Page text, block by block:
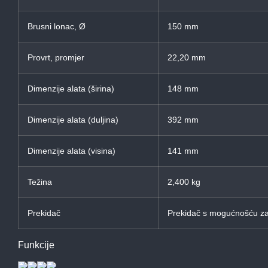
Brusni lonac, Ø 150 mm
Provrt, promjer 22,20 mm
Dimenzije alata (širina) 148 mm
Dimenzije alata (duljina) 392 mm
Dimenzije alata (visina) 141 mm
Težina 2,400 kg
Prekidač Prekidač s mogućnošću
Funkcije